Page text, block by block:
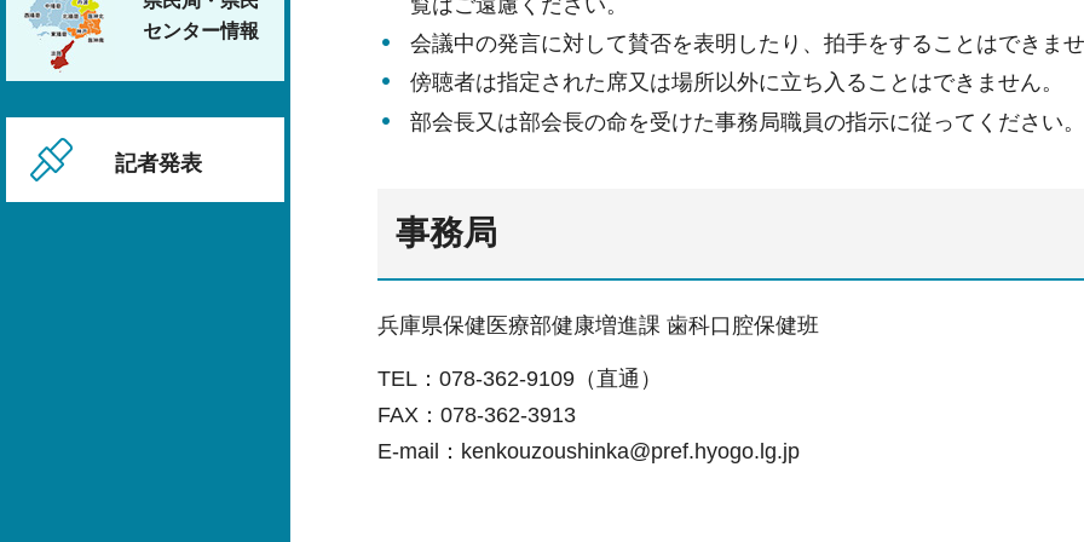
センター情報
記者発表
覧はご遠慮ください。
会議中の発言に対して賛否を表明したり、拍手をすることはできませ
傍聴者は指定された席又は場所以外に立ち入ることはできません。
部会長又は部会長の命を受けた事務局職員の指示に従ってください。
事務局
兵庫県保健医療部健康増進課 歯科口腔保健班
TEL：078-362-9109（直通）
FAX：078-362-3913
E-mail：kenkouzoushinka@pref.hyogo.lg.jp